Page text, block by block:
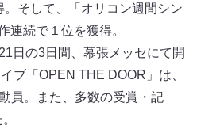
そして、「オリコン週間シン
連続で１位を獲得。
⽇の3⽇間、幕張メッセにて開
ブ「OPEN THE DOOR」は、
員。また、多数の受賞・記